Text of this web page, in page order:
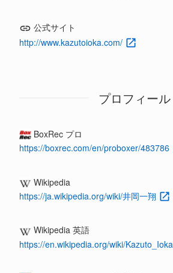
公式サイト
http://www.kazutoioka.com/
プロフィール
BoxRec プロ
https://boxrec.com/en/proboxer/483786
Wikipedia
https://ja.wikipedia.org/wiki/井岡一翔
Wikipedia 英語
https://en.wikipedia.org/wiki/Kazuto_Ioka